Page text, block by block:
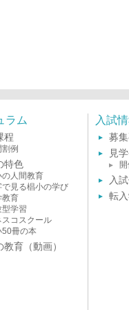
ラム
程
例
特色
の人間教育
で見る椙小の学び
教育
型学習
スコスクール
50冊の本
教育（動画）
入試
募
見
入
転